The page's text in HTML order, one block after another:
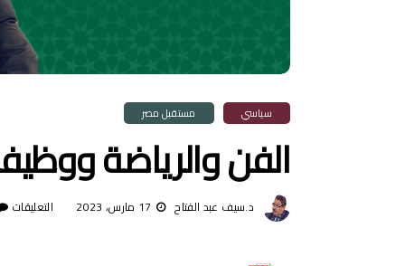
سياسي مستقبل مصر
الفن والرياضة
د.سيف عبد الفتاح 17 مارس، 2023 التعليقات